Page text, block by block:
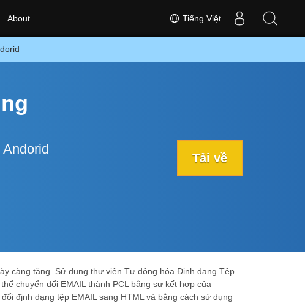
Tiếng Việt
About
Tải về
càng tăng. Sử dụng thư viện Tự động hóa Định dạng Tệp
chuyển đổi EMAIL thành PCL bằng sự kết hợp của
định dạng tệp EMAIL sang HTML và bằng cách sử dụng